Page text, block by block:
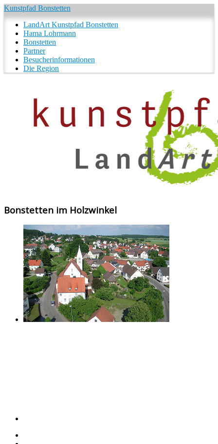
Kunstpfad Bonstetten
LandArt Kunstpfad Bonstetten
Hama Lohrmann
Bonstetten
Partner
Besucherinformationen
Die Region
Bonstetten im Holzwinkel